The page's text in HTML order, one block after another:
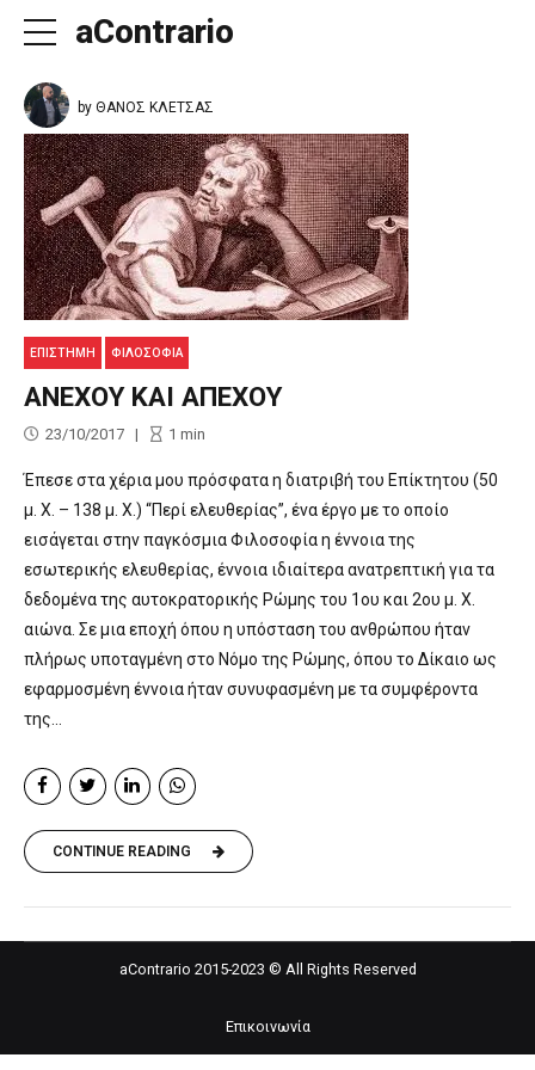
aContrario
by ΘΑΝΟΣ ΚΛΕΤΣΑΣ
ΕΠΙΣΤΗΜΗ ΦΙΛΟΣΟΦΊΑ
ΑΝΕΧΟΥ ΚΑΙ ΑΠΕΧΟΥ
23/10/2017 1 min
Έπεσε στα χέρια μου πρόσφατα η διατριβή του Επίκτητου (50
μ. Χ. – 138 μ. Χ.) “Περί ελευθερίας”, ένα έργο με το οποίο
εισάγεται στην παγκόσμια Φιλοσοφία η έννοια της
εσωτερικής ελευθερίας, έννοια ιδιαίτερα ανατρεπτική για τα
δεδομένα της αυτοκρατορικής Ρώμης του 1ου και 2ου μ. Χ.
αιώνα. Σε μια εποχή όπου η υπόσταση του ανθρώπου ήταν
πλήρως υποταγμένη στο Νόμο της Ρώμης, όπου το Δίκαιο ως
εφαρμοσμένη έννοια ήταν συνυφασμένη με τα συμφέροντα
της...
CONTINUE READING
aContrario 2015-2023 © All Rights Reserved
Επικοινωνία